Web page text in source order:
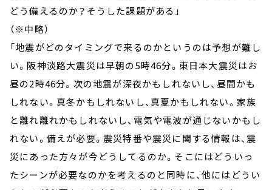
どう備えるのか？そうした課題がある」
（※中略）
「地震がどのタイミングで来るのかというのは予想が難し
い。阪神淡路大震災は早朝の5時46分。東日本大震災はお
昼の2時46分。次の地震が深夜かもしれないし、昼間かも
しれない。真冬かもしれないし、真夏かもしれない。家族
と離れ離れかもしれないし、電気や電波が通じないかもし
れない。備えが必要。震災特番や震災に関する情報は、震
災にあった方々が今どうしてるのか。そこにはどういっ
たシーンが必要なのかを考えるのと同時に、他にはどうい